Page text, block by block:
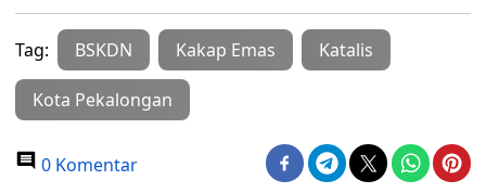
Tag: BSKDN Kakap Emas Katalis
Kota Pekalongan
0 Komentar